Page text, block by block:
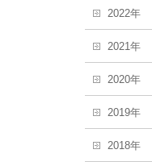
2022年
2021年
2020年
2019年
2018年